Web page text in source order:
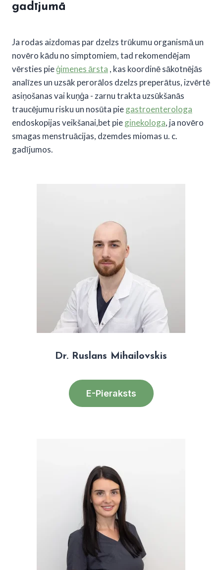
gadījumā
Ja rodas aizdomas par dzelzs trūkumu organismā un
novēro kādu no simptomiem, tad rekomendējam
vērsties pieģimenes ārsta , kas koordinē sākotnējās
analīzes un uzsāk perorālos dzelzs preperātus, izvērtē
asiņošanas vai kuņģa - zarnu trakta uzsūkšanās
traucējumu risku un nosūta piegastroenterologa
endoskopijas veikšanai,bet pieginekologa, ja novēro
smagas menstruācijas, dzemdes miomas u. c.
gadījumos.
Dr. Ruslans Mihailovskis
E-Pieraksts